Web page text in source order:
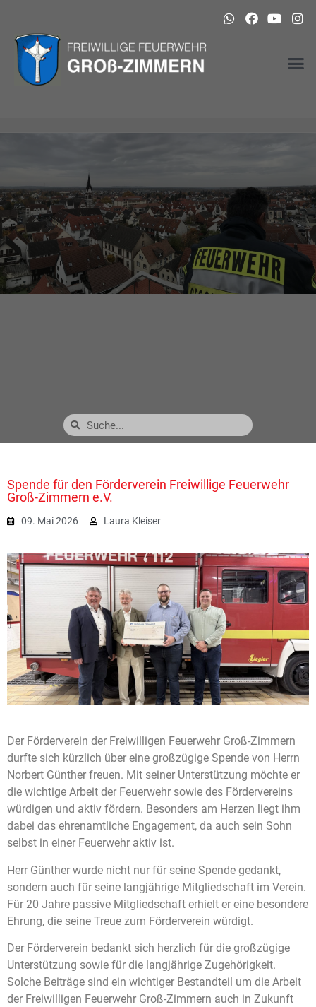
Spende für den Förderverein Freiwillige Feuerwehr
Groß-Zimmern e.V.
09. Mai 2026 Laura Kleiser
Der Förderverein der Freiwilligen Feuerwehr Groß-Zimmern
durfte sich kürzlich über eine großzügige Spende von Herrn
Norbert Günther freuen. Mit seiner Unterstützung möchte er
die wichtige Arbeit der Feuerwehr sowie des Fördervereins
würdigen und aktiv fördern. Besonders am Herzen liegt ihm
dabei das ehrenamtliche Engagement, da auch sein Sohn
selbst in einer Feuerwehr aktiv ist.
Herr Günther wurde nicht nur für seine Spende gedankt,
sondern auch für seine langjährige Mitgliedschaft im Verein.
Für 20 Jahre passive Mitgliedschaft erhielt er eine besondere
Ehrung, die seine Treue zum Förderverein würdigt.
Der Förderverein bedankt sich herzlich für die großzügige
Unterstützung sowie für die langjährige Zugehörigkeit.
Solche Beiträge sind ein wichtiger Bestandteil um die Arbeit
der Freiwilligen Feuerwehr Groß-Zimmern auch in Zukunft